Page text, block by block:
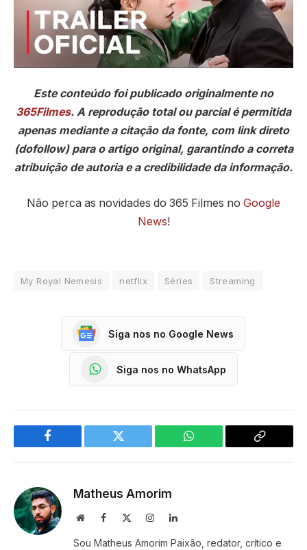
Este conteúdo foi publicado originalmente no
365Filmes. A reprodução total ou parcial é permitida
apenas mediante a citação da fonte, com link direto
(dofollow) para o artigo original, garantindo a correta
atribuição de autoria e a credibilidade da informação.
Não perca as novidades do 365 Filmes no Google
News!
My Royal Nemesis netflix Séries Streaming
Siga nos no Google News
Siga nos no WhatsApp
Facebook Twitter WhatsApp
Copy
Matheus Amorim
WebsiteFacebook InstagramLinkedIn
Sou Matheus Amorim Paixão, redator, crítico e